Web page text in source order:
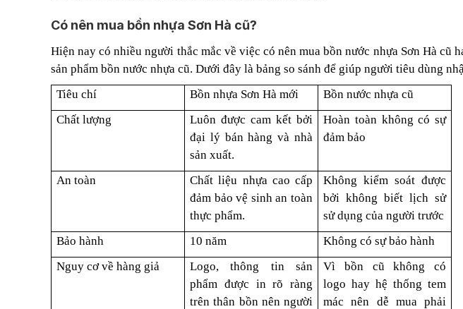
Có nên mua bồn nhựa Sơn Hà cũ?
Hiện nay có nhiều người thắc mắc về việc có nên mua bồn nước nhựa Sơn Hà
sản phẩm bồn nước nhựa cũ. Dưới đây là bảng so sánh để giúp người tiêu dùng
Tiêu chí
Bồn nhựa Sơn Hà mới
Bồn nước nhựa cũ
Chất lượng
Luôn được cam kết bởi
đại lý bán hàng và nhà
sản xuất.
Hoàn toàn không có sự
đảm bảo
An toàn
Chất liệu nhựa cao cấp
đảm bảo vệ sinh an toàn
thực phẩm.
Không kiểm soát được
bởi không biết lịch sử
sử dụng của người trước
Bảo hành
10 năm
Không có sự bảo hành
Nguy cơ về hàng giả
Logo, thông tin sản
phẩm được in rõ ràng
trên thân bồn nên người
Vì bồn cũ không có
logo hay hệ thống tem
mác nên dễ mua phải